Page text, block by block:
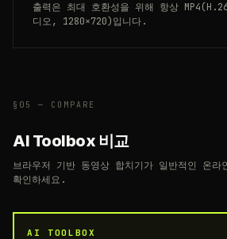
출력은 최대 호환성을 위해 항상
디오, 1280×720)입니다.
§05 — COMPARE
AI Toolbox 비교
브라우저 기반 동영상 합치기가 일반적인 온라
확인하세요.
AI TOOLBOX